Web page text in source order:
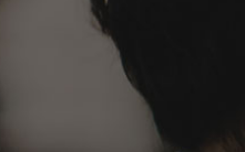
이